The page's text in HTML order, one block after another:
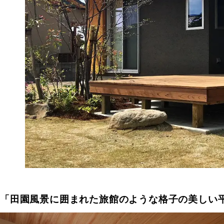
「田園風景に囲まれた旅館のような格子の美しい